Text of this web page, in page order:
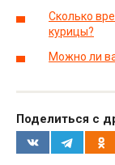
Сколько
курицы?
Можно ли
Поделиться с